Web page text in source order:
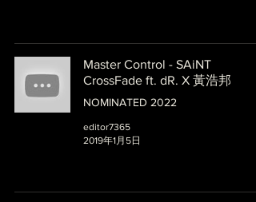
Master Control - SAiNT
CrossFade ft. dR. X 黃浩邦
NOMINATED 2022
editor7365
2019年1月5日